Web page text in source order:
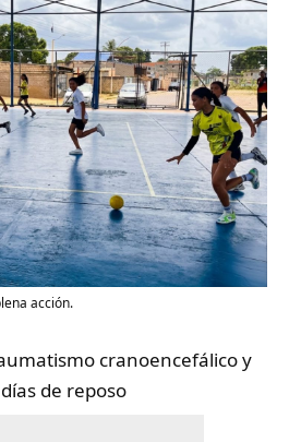
acción.
cranoencefálico y
de reposo